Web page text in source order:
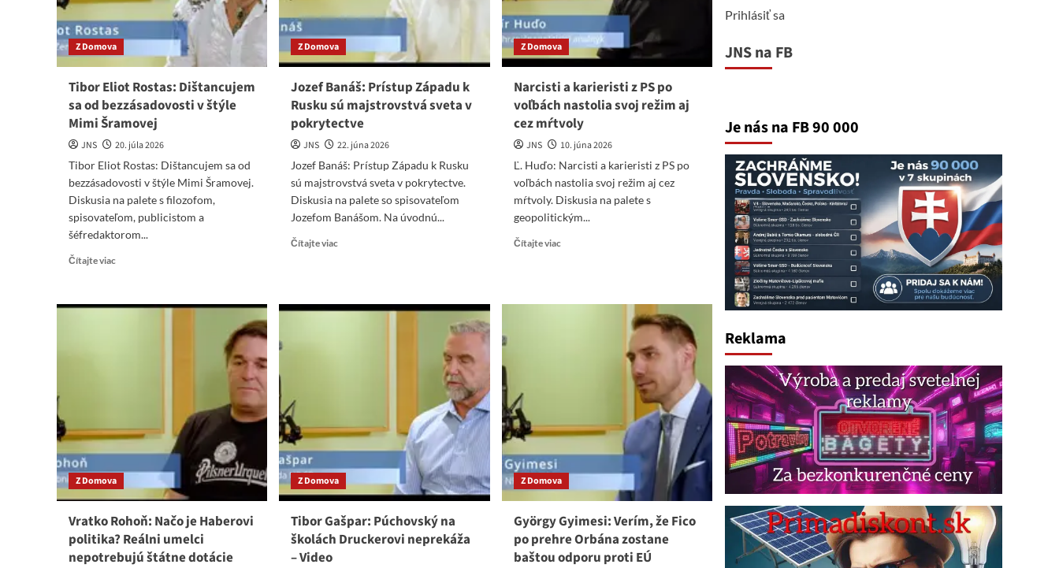
Z Domova
Tibor Eliot Rostas: Dištancujem
sa od bezzásadovosti v štýle
Mimi Šramovej
JNS
20. júla 2026
Tibor Eliot Rostas: Dištancujem sa od
bezzásadovosti v štýle Mimi Šramovej.
Diskusia na palete s filozofom,
spisovateľom, publicistom a
šéfredaktorom...
Čítajte viac
Tibor
Mimi
Šramovej
Z Domova
Jozef Banáš: Prístup Západu k
Rusku sú majstrovstvá sveta v
pokrytectve
JNS
22. júna 2026
Jozef Banáš: Prístup Západu k Rusku
sú majstrovstvá sveta v pokrytectve.
Diskusia na palete so spisovateľom
Jozefom Banášom. Na úvodnú...
Čítajte viac
pokrytectve
Z Domova
Narcisti a karieristi z PS po
voľbách nastolia svoj režim aj
cez mŕtvoly
JNS
10. júna 2026
Ľ. Huďo: Narcisti a karieristi z PS po
voľbách nastolia svoj režim aj cez
mŕtvoly. Diskusia na palete s
geopolitickým...
Čítajte viacRead
aj
cez
Z Domova
Vratko Rohoň: Načo je Haberovi
politika? Reálni umelci
nepotrebujú štátne dotácie
Z Domova
Tibor Gašpar: Púchovský na
školách Druckerovi neprekáža
– Video
Z Domova
György Gyimesi: Verím, že Fico
po prehre Orbána zostane
baštou odporu proti EÚ
Prihlásiť sa
JNS na FB
Je nás na FB 90 000
Reklama